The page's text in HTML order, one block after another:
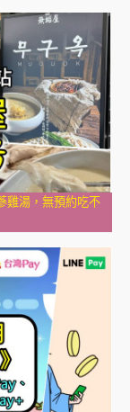
雞湯，無預約吃不